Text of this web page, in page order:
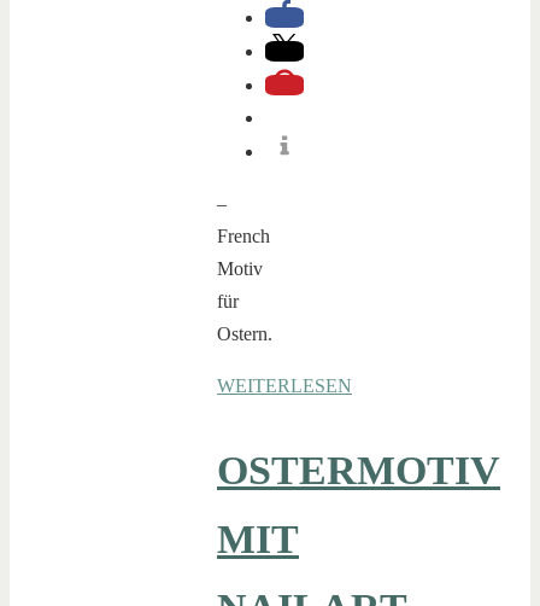
–
French
Motiv
für
Ostern.
WEITERLESEN
OSTERMOTIV
MIT